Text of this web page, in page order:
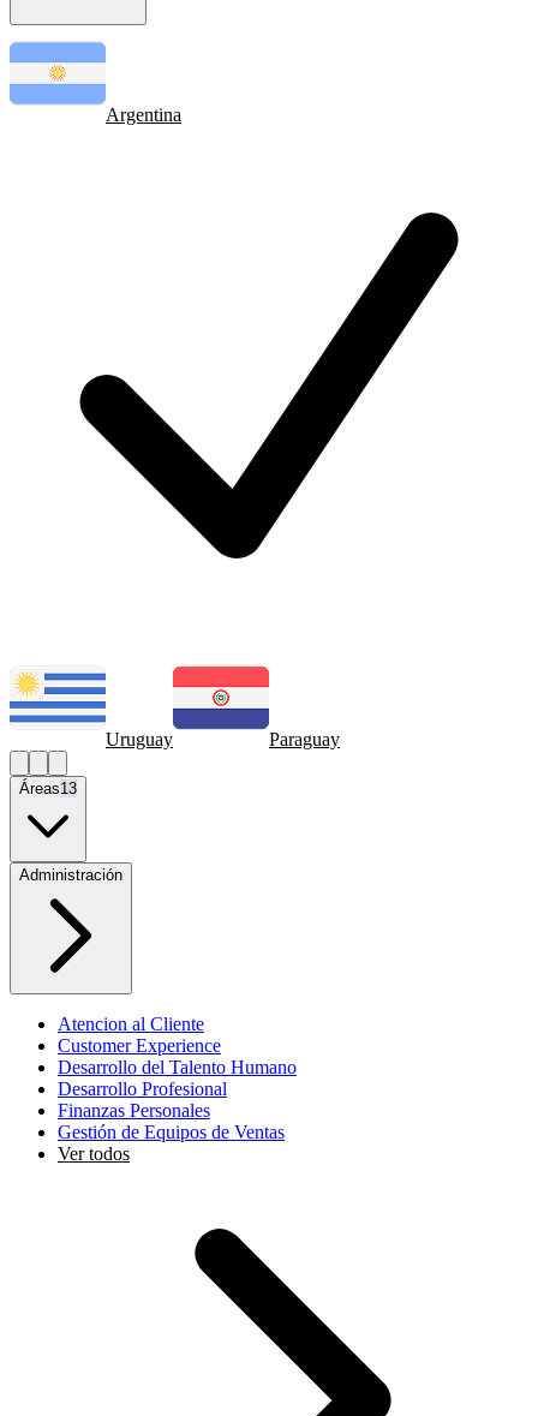
Argentina
Uruguay Paraguay
Áreas13
Administración
Atencion al Cliente
Customer Experience
Desarrollo del Talento Humano
Desarrollo Profesional
Finanzas Personales
Gestión de Equipos de Ventas
Ver todos